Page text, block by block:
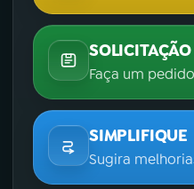
SOLICITAÇÃO
Faça um
SIMPLIFIQUE
Sugira